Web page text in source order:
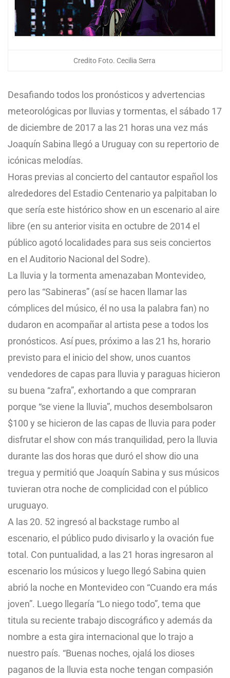
Credito Foto. Cecilia Serra
Desafiando todos los pronósticos y advertencias
meteorológicas por lluvias y tormentas, el sábado 17
de diciembre de 2017 a las 21 horas una vez más
Joaquín Sabina llegó a Uruguay con su repertorio de
icónicas melodías.
Horas previas al concierto del cantautor español los
alrededores del Estadio Centenario ya palpitaban lo
que sería este histórico show en un escenario al aire
libre (en su anterior visita en octubre de 2014 el
público agotó localidades para sus seis conciertos
en el Auditorio Nacional del Sodre).
La lluvia y la tormenta amenazaban Montevideo,
pero las “Sabineras” (así se hacen llamar las
cómplices del músico, él no usa la palabra fan) no
dudaron en acompañar al artista pese a todos los
pronósticos. Así pues, próximo a las 21 hs, horario
previsto para el inicio del show, unos cuantos
vendedores de capas para lluvia y paraguas hicieron
su buena “zafra”, exhortando a que compraran
porque “se viene la lluvia”, muchos desembolsaron
$100 y se hicieron de las capas de lluvia para poder
disfrutar el show con más tranquilidad, pero la lluvia
durante las dos horas que duró el show dio una
tregua y permitió que Joaquín Sabina y sus músicos
tuvieran otra noche de complicidad con el público
uruguayo.
A las 20. 52 ingresó al backstage rumbo al
escenario, el público pudo divisarlo y la ovación fue
total. Con puntualidad, a las 21 horas ingresaron al
escenario los músicos y luego llegó Sabina quien
abrió la noche en Montevideo con “Cuando era más
joven”. Luego llegaría “Lo niego todo”, tema que
titula su reciente trabajo discográfico y además da
nombre a esta gira internacional que lo trajo a
nuestro país. “Buenas noches, ojalá los dioses
paganos de la lluvia esta noche tengan compasión